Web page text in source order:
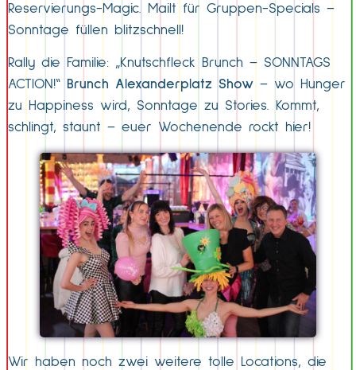
Reservierungs-Magic. Mailt für Gruppen-Specials –
Sonntage füllen blitzschnell!
Rally die Familie: „Knutschfleck Brunch – SONNTAGS
ACTION!“ Brunch Alexanderplatz Show – wo Hunger
zu Happiness wird, Sonntage zu Stories. Kommt,
schlingt, staunt – euer Wochenende rockt hier!
Wir haben noch zwei weitere tolle Locations, die